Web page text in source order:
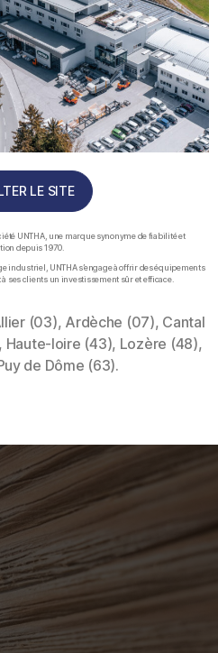
LE SITE
UNTHA, une marque synonyme de fiabilité et
depuis 1970.
industriel, UNTHA s’engage à offrir des équipements
ses clients un investissement sûr et efficace.
(03), Ardèche (07), Cantal
Haute-loire (43), Lozère (48),
de Dôme (63).